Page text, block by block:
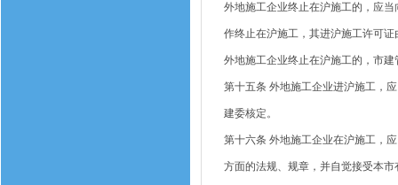
外地施工企业终止在沪施工的，应
作终止在沪施工，其进沪施工许可
外地施工企业终止在沪施工的，市
第十五条 外地施工企业进沪施工，
建委核定。
第十六条 外地施工企业在沪施工，
方面的法规、规章，并自觉接受本市